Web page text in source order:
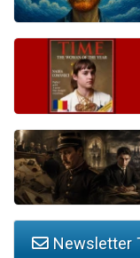
Newsletter